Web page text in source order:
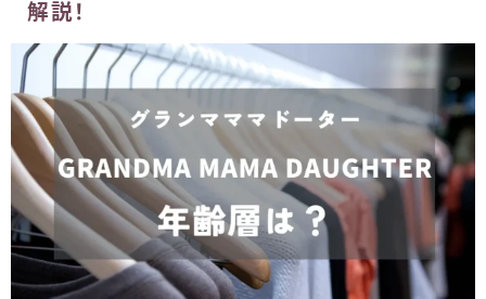
メンズ
ファッション
レディース
ファッション
バッグ ジュエリー
解説！